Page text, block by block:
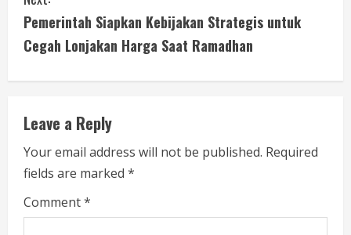
t
i
n
u
e
R
e
Pemerintah Siapkan Kebijakan Strategis untuk
Cegah Lonjakan Harga Saat Ramadhan
Leave a Reply
Your email address will not be published. Required
fields are marked *
Comment*